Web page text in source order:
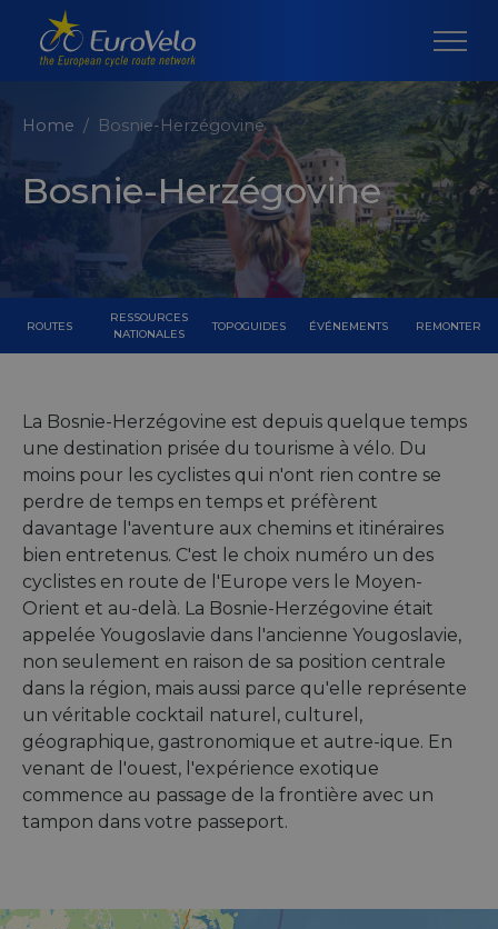
Home Bosnie-Herzégovine
Bosnie-Herzégovine
ROUTES
RESSOURCES
NATIONALES
TOPOGUIDES ÉVÉNEMENTS REMONTER
La Bosnie-Herzégovine est depuis quelque temps
une destination prisée du tourisme à vélo. Du
moins pour les cyclistes qui n'ont rien contre se
perdre de temps en temps et préfèrent
davantage l'aventure aux chemins et itinéraires
bien entretenus. C'est le choix numéro un des
cyclistes en route de l'Europe vers le Moyen-
Orient et au-delà. La Bosnie-Herzégovine était
appelée Yougoslavie dans l'ancienne Yougoslavie,
non seulement en raison de sa position centrale
dans la région, mais aussi parce qu'elle représente
un véritable cocktail naturel, culturel,
géographique, gastronomique et autre-ique. En
venant de l'ouest, l'expérience exotique
commence au passage de la frontière avec un
tampon dans votre passeport.